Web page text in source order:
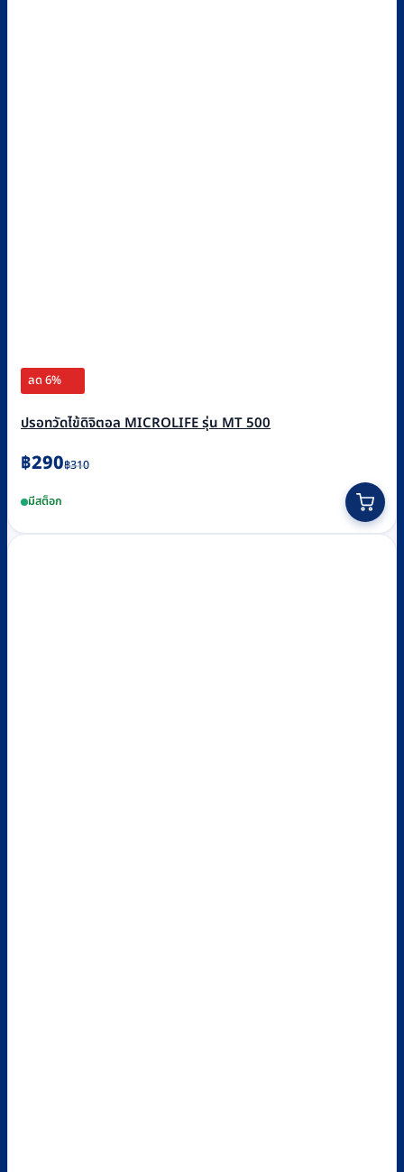
ลด 6%
ปรอทวัดไข้ดิจิตอล MICROLIFE รุ่น MT 500
฿310
Original
was:
฿310.
฿290
Current
is:
฿290.
มีสต็อก